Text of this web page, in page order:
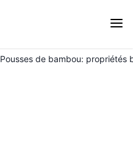
Pousses de bambou: propriétés